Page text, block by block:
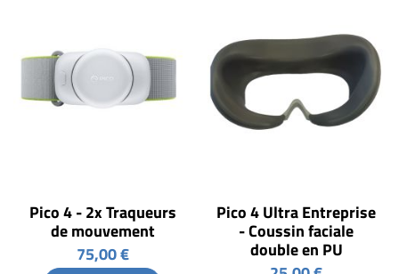
Pico 4 - 2x Traqueurs
de mouvement
75,00 €
Pico 4 Ultra Entreprise
- Coussin faciale
double en PU